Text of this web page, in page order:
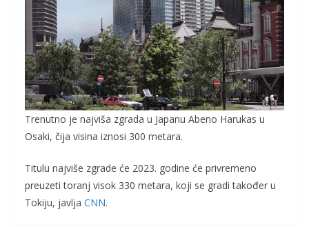
Trenutno je najviša zgrada u Japanu Abeno Harukas u
Osaki, čija visina iznosi 300 metara.
Titulu najviše zgrade će 2023. godine će privremeno
preuzeti toranj visok 330 metara, koji se gradi također u
Tokiju, javlja CNN.